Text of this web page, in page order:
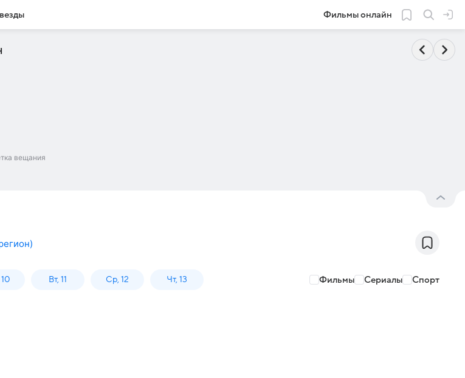
Фильмы онлайн
вещания
)
Вт, 11 Ср, 12 Чт, 13 Фильмы Сериалы Спорт